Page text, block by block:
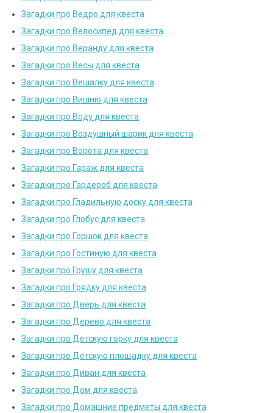
Загадки про Ведро для квеста
Загадки про Велосипед для квеста
Загадки про Веранду для квеста
Загадки про Весы для квеста
Загадки про Вешалку для квеста
Загадки про Вишню для квеста
Загадки про Воду для квеста
Загадки про Воздушный шарик для квеста
Загадки про Ворота для квеста
Загадки про Гараж для квеста
Загадки про Гардероб для квеста
Загадки про Гладильную доску для квеста
Загадки про Глобус для квеста
Загадки про Горшок для квеста
Загадки про Гостиную для квеста
Загадки про Грушу для квеста
Загадки про Грядку для квеста
Загадки про Дверь для квеста
Загадки про Дерево для квеста
Загадки про Детскую горку для квеста
Загадки про Детскую площадку для квеста
Загадки про Диван для квеста
Загадки про Дом для квеста
Загадки про Домашние предметы для квеста